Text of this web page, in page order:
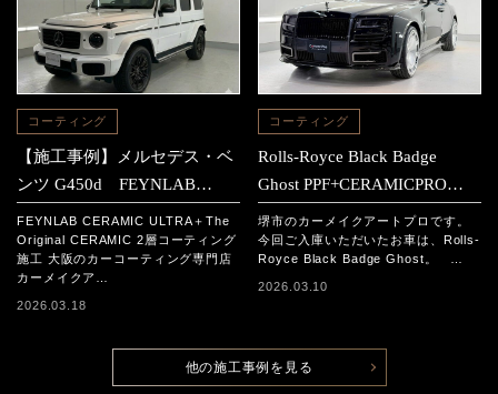
コーティング
【施工事例】メルセデス・ベ
ンツ G450d FEYNLAB
CERAMIC ULTRA＋The
Original CERAMIC 2層コーテ
ィング施工
FEYNLAB CERAMIC ULTRA＋The
Original CERAMIC 2層コーティング
施工 大阪のカーコーティング専門店
カーメイクア…
2026.03.18
コーティング
Rolls-Royce Black Badge
Ghost PPF+CERAMICPRO
ION施工事例
堺市のカーメイクアートプロです。
今回ご入庫いただいたお車は、Rolls-
Royce Black Badge Ghost。 …
2026.03.10
他の施工事例を見る